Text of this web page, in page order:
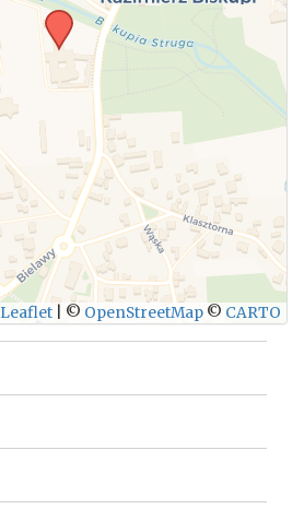
WYŚLIJ
Leaflet © OpenStreetMap © CARTO